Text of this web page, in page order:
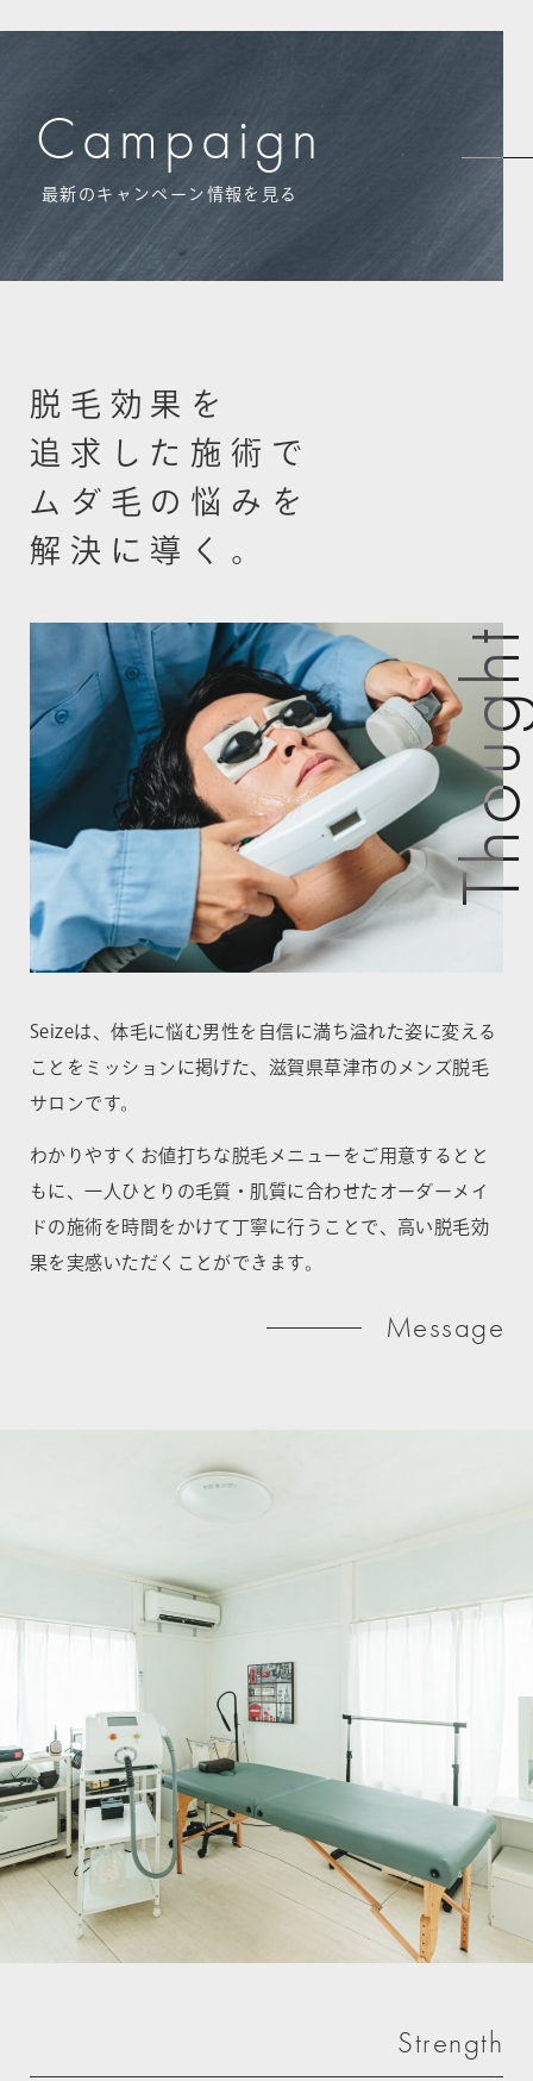
Campaign
最新のキャンペーン情報を見る
脱 毛 効 果 を
追 求 し た 施 術 で
ム ダ 毛 の 悩 み を
解 決 に 導 く 。
Seizeは、体毛に悩む男性を自信に満ち溢れた姿に変える
ことをミッションに掲げた、滋賀県草津市のメンズ脱毛
サロンです。
わかりやすくお値打ちな脱毛メニューをご用意するとと
もに、一人ひとりの毛質・肌質に合わせたオーダーメイ
ドの施術を時間をかけて丁寧に行うことで、高い脱毛効
果を実感いただくことができます。
Message
Strength